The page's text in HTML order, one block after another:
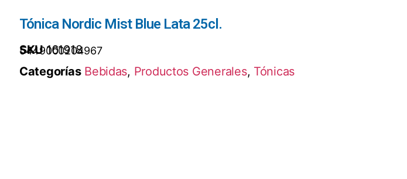
Tónica Nordic Mist Blue Lata 25cl.
5449000204967
SKU161918
Categorías Bebidas, Productos Generales, Tónicas